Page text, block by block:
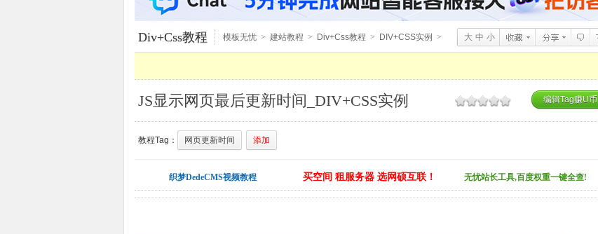
Div+Css教程 模板无忧 > 建站教程 > Div+Css教程 > DIV+CSS实例 > 大 中 小
JS显示网页最后更新时间_DIV+CSS实例 编辑Tag赚U币
教程Tag： 网页更新时间 添加
织梦DedeCMS视频教程 买空间 租服务器 选网硕互联！ 无忧站长工具,百度权重一键全查!